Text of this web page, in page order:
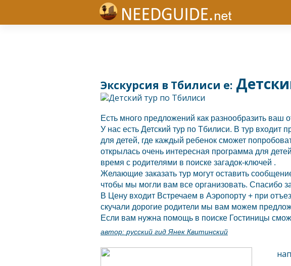
Экскурсия в Тбилиси е:
Есть много предложений как разнообразить ваш
У нас есть Детский тур по Тбилиси. В тур входит
для детей, где каждый ребенок сможет
открылась очень интересная программа для
время с родителями в поиске загадок-ключей .
Желающие заказать тур могут оставить
чтобы мы могли вам все организовать. Спасибо
В Цену входит Встречаем в Аэропорту + при
скучали дорогие родители мы вам можем
Если вам нужна помощь в поиске Гостиницы
автор: русский гид Янек Квитинский